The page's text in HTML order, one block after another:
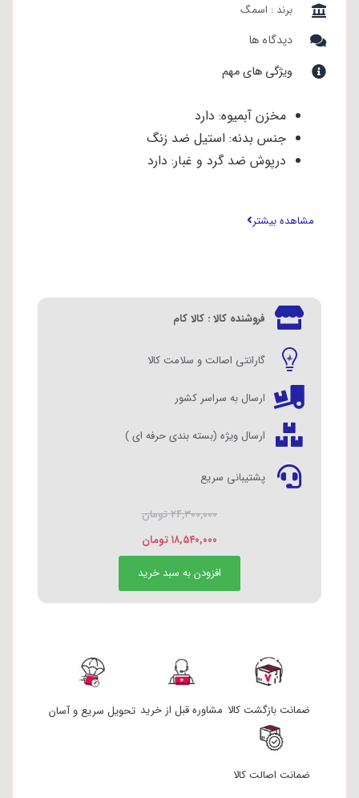
برند : اسمگ
دیدگاه ها
ویژگی های مهم
مخزن آبمیوه: دارد
جنس بدنه: استیل ضد زنگ
درپوش ضد گرد و غبار: دارد
بازه توان دستگاه: ۵۱ تا ۱۰۰
مشاهده بیشتر
فروشنده کالا : کالا کام
گارانتی اصالت و سلامت کالا
ارسال به سراسر کشور
ارسال ویژه (بسته بندی حرفه ای )
پشتیبانی سریع
۲۴,۳۰۰,۰۰۰تومان
۱۸,۵۴۰,۰۰۰تومان
افزودن به سبد خرید
ضمانت بازگشت کالا مشاوره قبل از خرید تحویل سریع و آسان
ضمانت اصالت کالا